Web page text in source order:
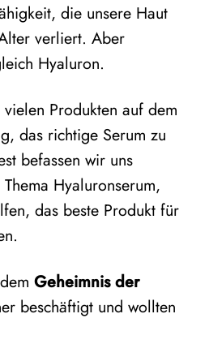
die unsere Haut
verliert. Aber
Hyaluron.
Produkten auf dem
das richtige Serum zu
befassen wir uns
Hyaluronserum,
das beste Produkt für
Geheimnis der
beschäftigt und wollten